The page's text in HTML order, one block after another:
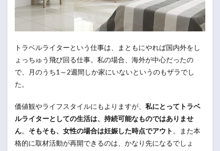
トラベルライターという仕事は、まともにやれば国内外をし
ょっちゅう飛び回る仕事。私の場合、海外が中心だったの
で、月のうち1～2週間しか家にいないというのもザラでし
た。
価値観やライフスタイルにもよりますが、 私にとってトラベ
ルライターとしての生活は、持続可能なものではありませ
ん。 そもそも、女性の場合は妊娠した時点でアウト 。また本
格的に取材活動が再開できるのは、かなり先になるでしょ